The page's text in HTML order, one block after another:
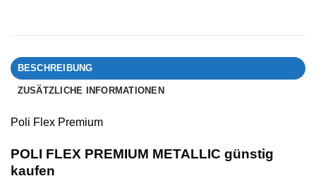
BESCHREIBUNG
ZUSÄTZLICHE INFORMATIONEN
Poli Flex Premium
POLI FLEX PREMIUM METALLIC günstig
kaufen